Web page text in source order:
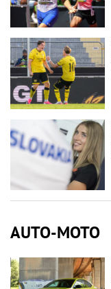
AUTO-MOTO